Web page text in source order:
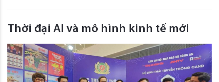
Thời đại AI và mô hình kinh tế mới